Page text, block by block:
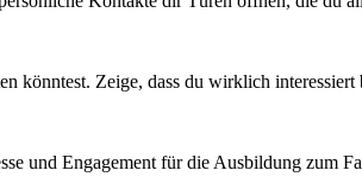
könntest. Zeige, dass du wirklich
und Engagement für die Ausbildung zum